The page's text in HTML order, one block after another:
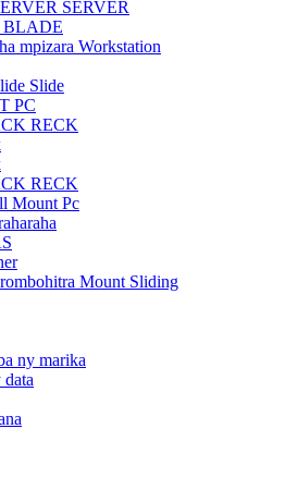
SERVER
BLADE
mpizara Workstation
Slide
PC
RECK
RECK
Mount Pc
Mount Sliding
ny marika